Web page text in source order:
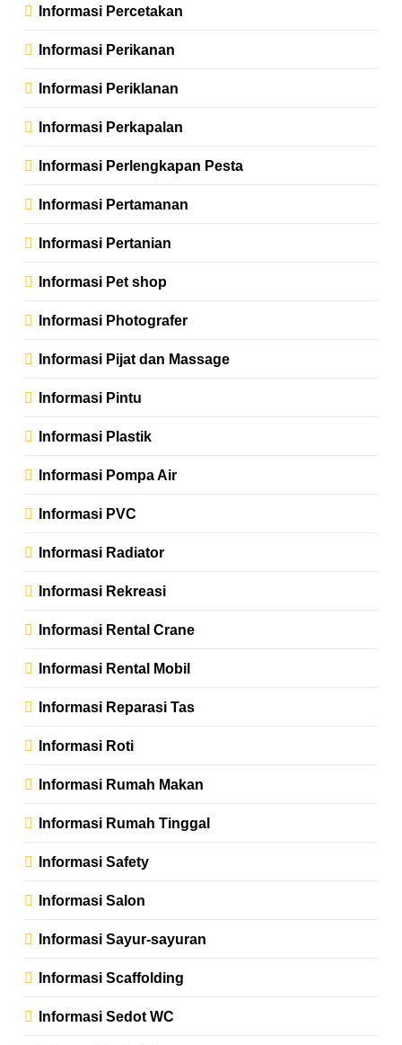
Informasi Percetakan
Informasi Perikanan
Informasi Periklanan
Informasi Perkapalan
Informasi Perlengkapan Pesta
Informasi Pertamanan
Informasi Pertanian
Informasi Pet shop
Informasi Photografer
Informasi Pijat dan Massage
Informasi Pintu
Informasi Plastik
Informasi Pompa Air
Informasi PVC
Informasi Radiator
Informasi Rekreasi
Informasi Rental Crane
Informasi Rental Mobil
Informasi Reparasi Tas
Informasi Roti
Informasi Rumah Makan
Informasi Rumah Tinggal
Informasi Safety
Informasi Salon
Informasi Sayur-sayuran
Informasi Scaffolding
Informasi Sedot WC